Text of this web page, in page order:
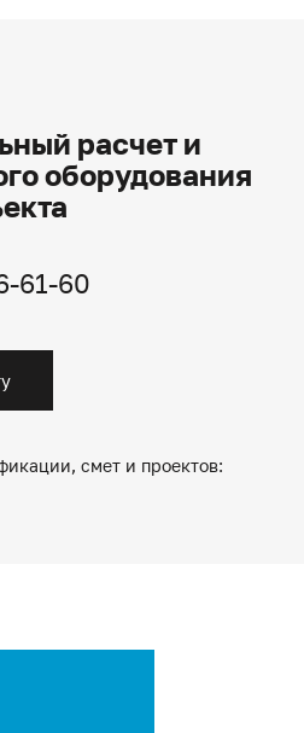
расчет и
оборудования
61-60
смет и проектов: